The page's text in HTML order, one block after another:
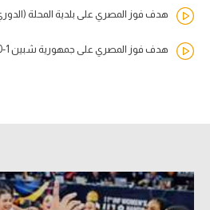
هدف فوز المصري على بلدية المحلة
هدف فوز المصري على جمهورية شبين 1-0 (كأس مصر)